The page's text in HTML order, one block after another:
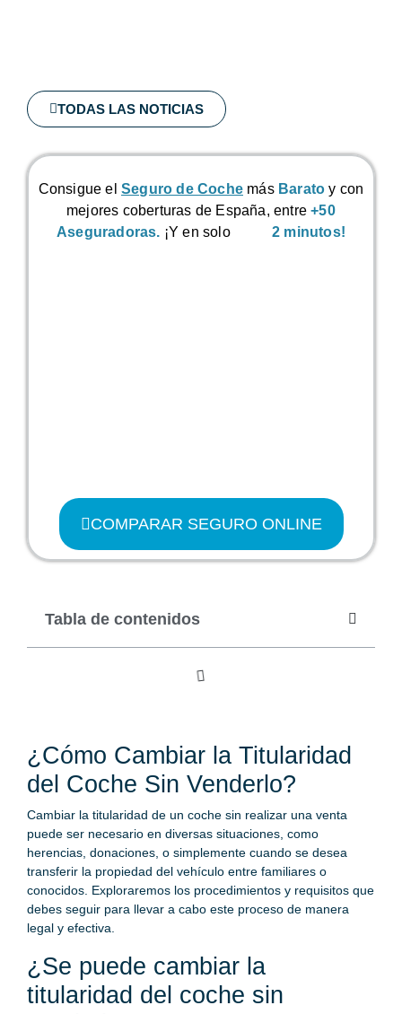
¿Cómo Cambiar la Titularidad
del Coche Sin Venderlo?
Cambiar la titularidad de un coche sin realizar una venta
puede ser necesario en diversas situaciones, como
herencias, donaciones, o simplemente cuando se desea
transferir la propiedad del vehículo entre familiares o
conocidos. Exploraremos los procedimientos y requisitos que
debes seguir para llevar a cabo este proceso de manera
legal y efectiva.
¿Se puede cambiar la
titularidad del coche sin
TODAS LAS NOTICIAS
Consigue el Seguro de Coche más Barato y con
mejores coberturas de España, entre+50
Aseguradoras. ¡Y en solo 2 minutos!
COMPARAR SEGURO ONLINE
Tabla de contenidos